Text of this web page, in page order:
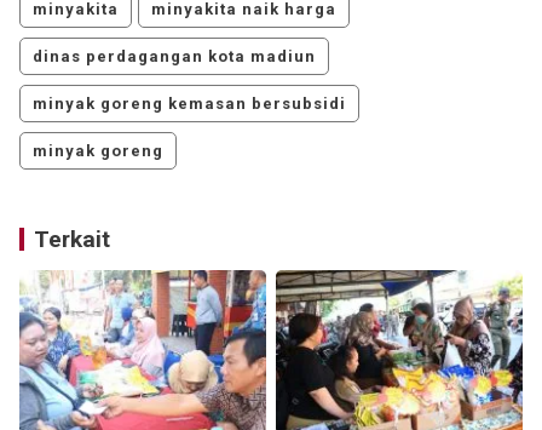
minyakita minyakita naik harga
dinas perdagangan kota madiun
minyak goreng kemasan bersubsidi
minyak goreng
Terkait